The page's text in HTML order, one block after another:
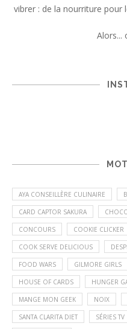
vibrer : de la nourriture pour
Alors...
AYA CONSEILLÈRE CULINAIRE
CARD CAPTOR SAKURA
CONCOURS COOKIE CLICKER
COOK SERVE DELICIOUS
FOOD WARS GILMORE GIRLS
HOUSE OF CARDS HUNGER
MANGE MON GEEK NOIX
SANTA CLARITA DIET SÉRIES TV